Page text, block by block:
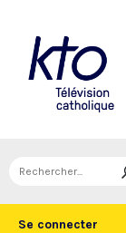
Se connecter